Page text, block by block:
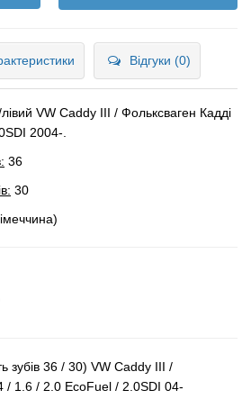
Відгуки (0)
VW Caddy III / Фольксваген Кадді
2004-.
36
30
зубів 36 / 30) VW Caddy III /
/ 1.6 / 2.0 EcoFuel / 2.0SDI 04-